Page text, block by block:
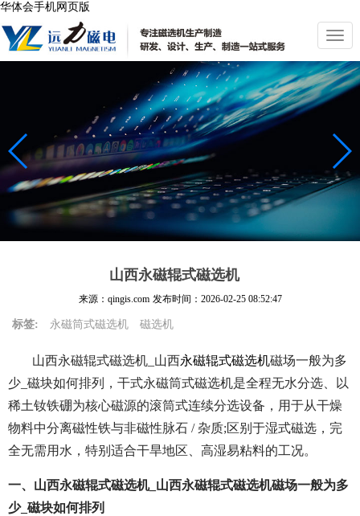
华体会手机网页版
切
换
导
航
山西永磁辊式磁选机
来源：qingis.com 发布时间： 2026-02-25 08:52:47
标签: 永磁筒式磁选机 磁选机
山西永磁辊式磁选机_山西永磁辊式磁选机磁场一般为多
少_磁块如何排列，干式永磁筒式磁选机是全程无水分选、以
稀土钕铁硼为核心磁源的滚筒式连续分选设备，用于从干燥
物料中分离磁性铁与非磁性脉石 / 杂质;区别于湿式磁选，完
全无需用水，特别适合干旱地区、高湿易粘料的工况。
一、山西永磁辊式磁选机_山西永磁辊式磁选机磁场一般为多
少_磁块如何排列